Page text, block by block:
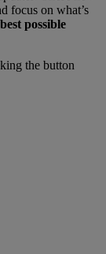
focus on what’s
possible
the button